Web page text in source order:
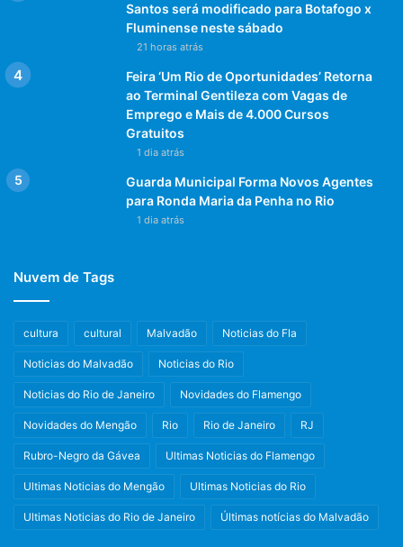
Santos será modificado para Botafogo x
Fluminense neste sábado
21 horas atrás
Feira ‘Um Rio de Oportunidades’ Retorna
ao Terminal Gentileza com Vagas de
Emprego e Mais de 4.000 Cursos
Gratuitos
1 dia atrás
Guarda Municipal Forma Novos Agentes
para Ronda Maria da Penha no Rio
1 dia atrás
Nuvem de Tags
cultura cultural Malvadão Noticias do Fla
Noticias do Malvadão Noticias do Rio
Noticias do Rio de Janeiro Novidades do Flamengo
Novidades do Mengão Rio Rio de Janeiro RJ
Rubro-Negro da Gávea Ultimas Noticias do Flamengo
Ultimas Noticias do Mengão Ultimas Noticias do Rio
Ultimas Noticias do Rio de Janeiro Últimas notícias do Malvadão